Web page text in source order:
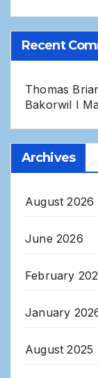
Recent
Thomas
Bakorwil I
Archives
August 2026
June 2026
February
January
August 2025